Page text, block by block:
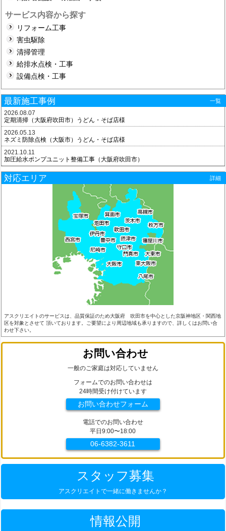
サービス内容から探す
リフォーム工事
害虫駆除
清掃管理
給排水点検・工事
設備点検・工事
最新施工事例 一覧
2026.08.07
定期清掃（大阪府吹田市）うどん・そば店様
2026.05.13
ネズミ防除点検（大阪市）うどん・そば店様
2021.10.11
加圧給水ポンプユニット整備工事（大阪府吹田市）
対応エリア 詳細
アスクリエイトのサービスは、品質保証のため大阪府 吹田市を中心とした京阪神地区・関西地
区を対象とさせて 頂いております。ご要望により周辺地域も承りますので、詳しくはお問い合
わせ下さい。
お問い合わせ
一般のご家庭は対応していません
フォームでのお問い合わせは
24時間受け付けています
お問い合わせフォーム
電話でのお問い合わせ
平日9:00〜18:00
06-6382-3611
スタッフ募集
アスクリエイトで一緒に働きませんか？
情報公開